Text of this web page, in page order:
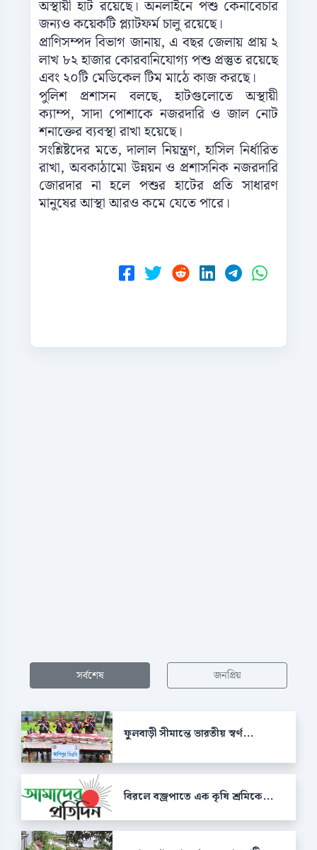
অস্থায়ী হাট রয়েছে। অনলাইনে পশু কেনাবেচার
জন্যও কয়েকটি প্ল্যাটফর্ম চালু রয়েছে।
প্রাণিসম্পদ বিভাগ জানায়, এ বছর জেলায় প্রায় ২
লাখ ৮২ হাজার কোরবানিযোগ্য পশু প্রস্তুত রয়েছে
এবং ২০টি মেডিকেল টিম মাঠে কাজ করছে।
পুলিশ প্রশাসন বলছে, হাটগুলোতে অস্থায়ী
ক্যাম্প, সাদা পোশাকে নজরদারি ও জাল নোট
শনাক্তের ব্যবস্থা রাখা হয়েছে।
সংশ্লিষ্টদের মতে, দালাল নিয়ন্ত্রণ, হাসিল নির্ধারিত
রাখা, অবকাঠামো উন্নয়ন ও প্রশাসনিক নজরদারি
জোরদার না হলে পশুর হাটের প্রতি সাধারণ
মানুষের আস্থা আরও কমে যেতে পারে।
সর্বশেষ জনপ্রিয়
ফুলবাড়ী সীমান্তে ভারতীয় স্বর্ণ...
বিরলে বজ্রপাতে এক কৃষি শ্রমিকে...